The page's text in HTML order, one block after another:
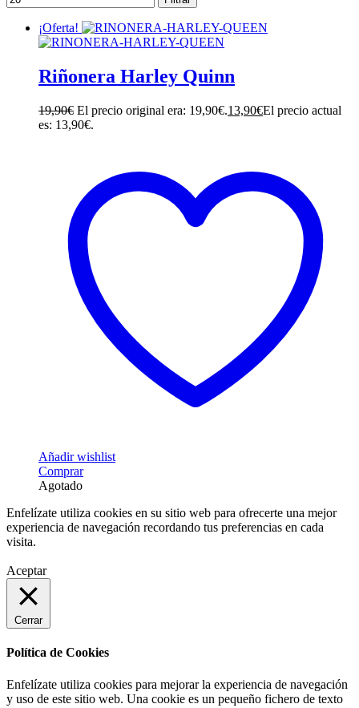
¡Oferta!
Riñonera Harley Quinn
19,90€ El precio original era: 19,90€.13,90€El precio actual
es: 13,90€.
Añadir wishlist
Comprar
Agotado
Enfelízate utiliza cookies en su sitio web para ofrecerte una mejor
experiencia de navegación recordando tus preferencias en cada
visita.
Aceptar
Cerrar
Política de Cookies
Enfelízate utiliza cookies para mejorar la experiencia de navegación
y uso de este sitio web. Una cookie es un pequeño fichero de texto